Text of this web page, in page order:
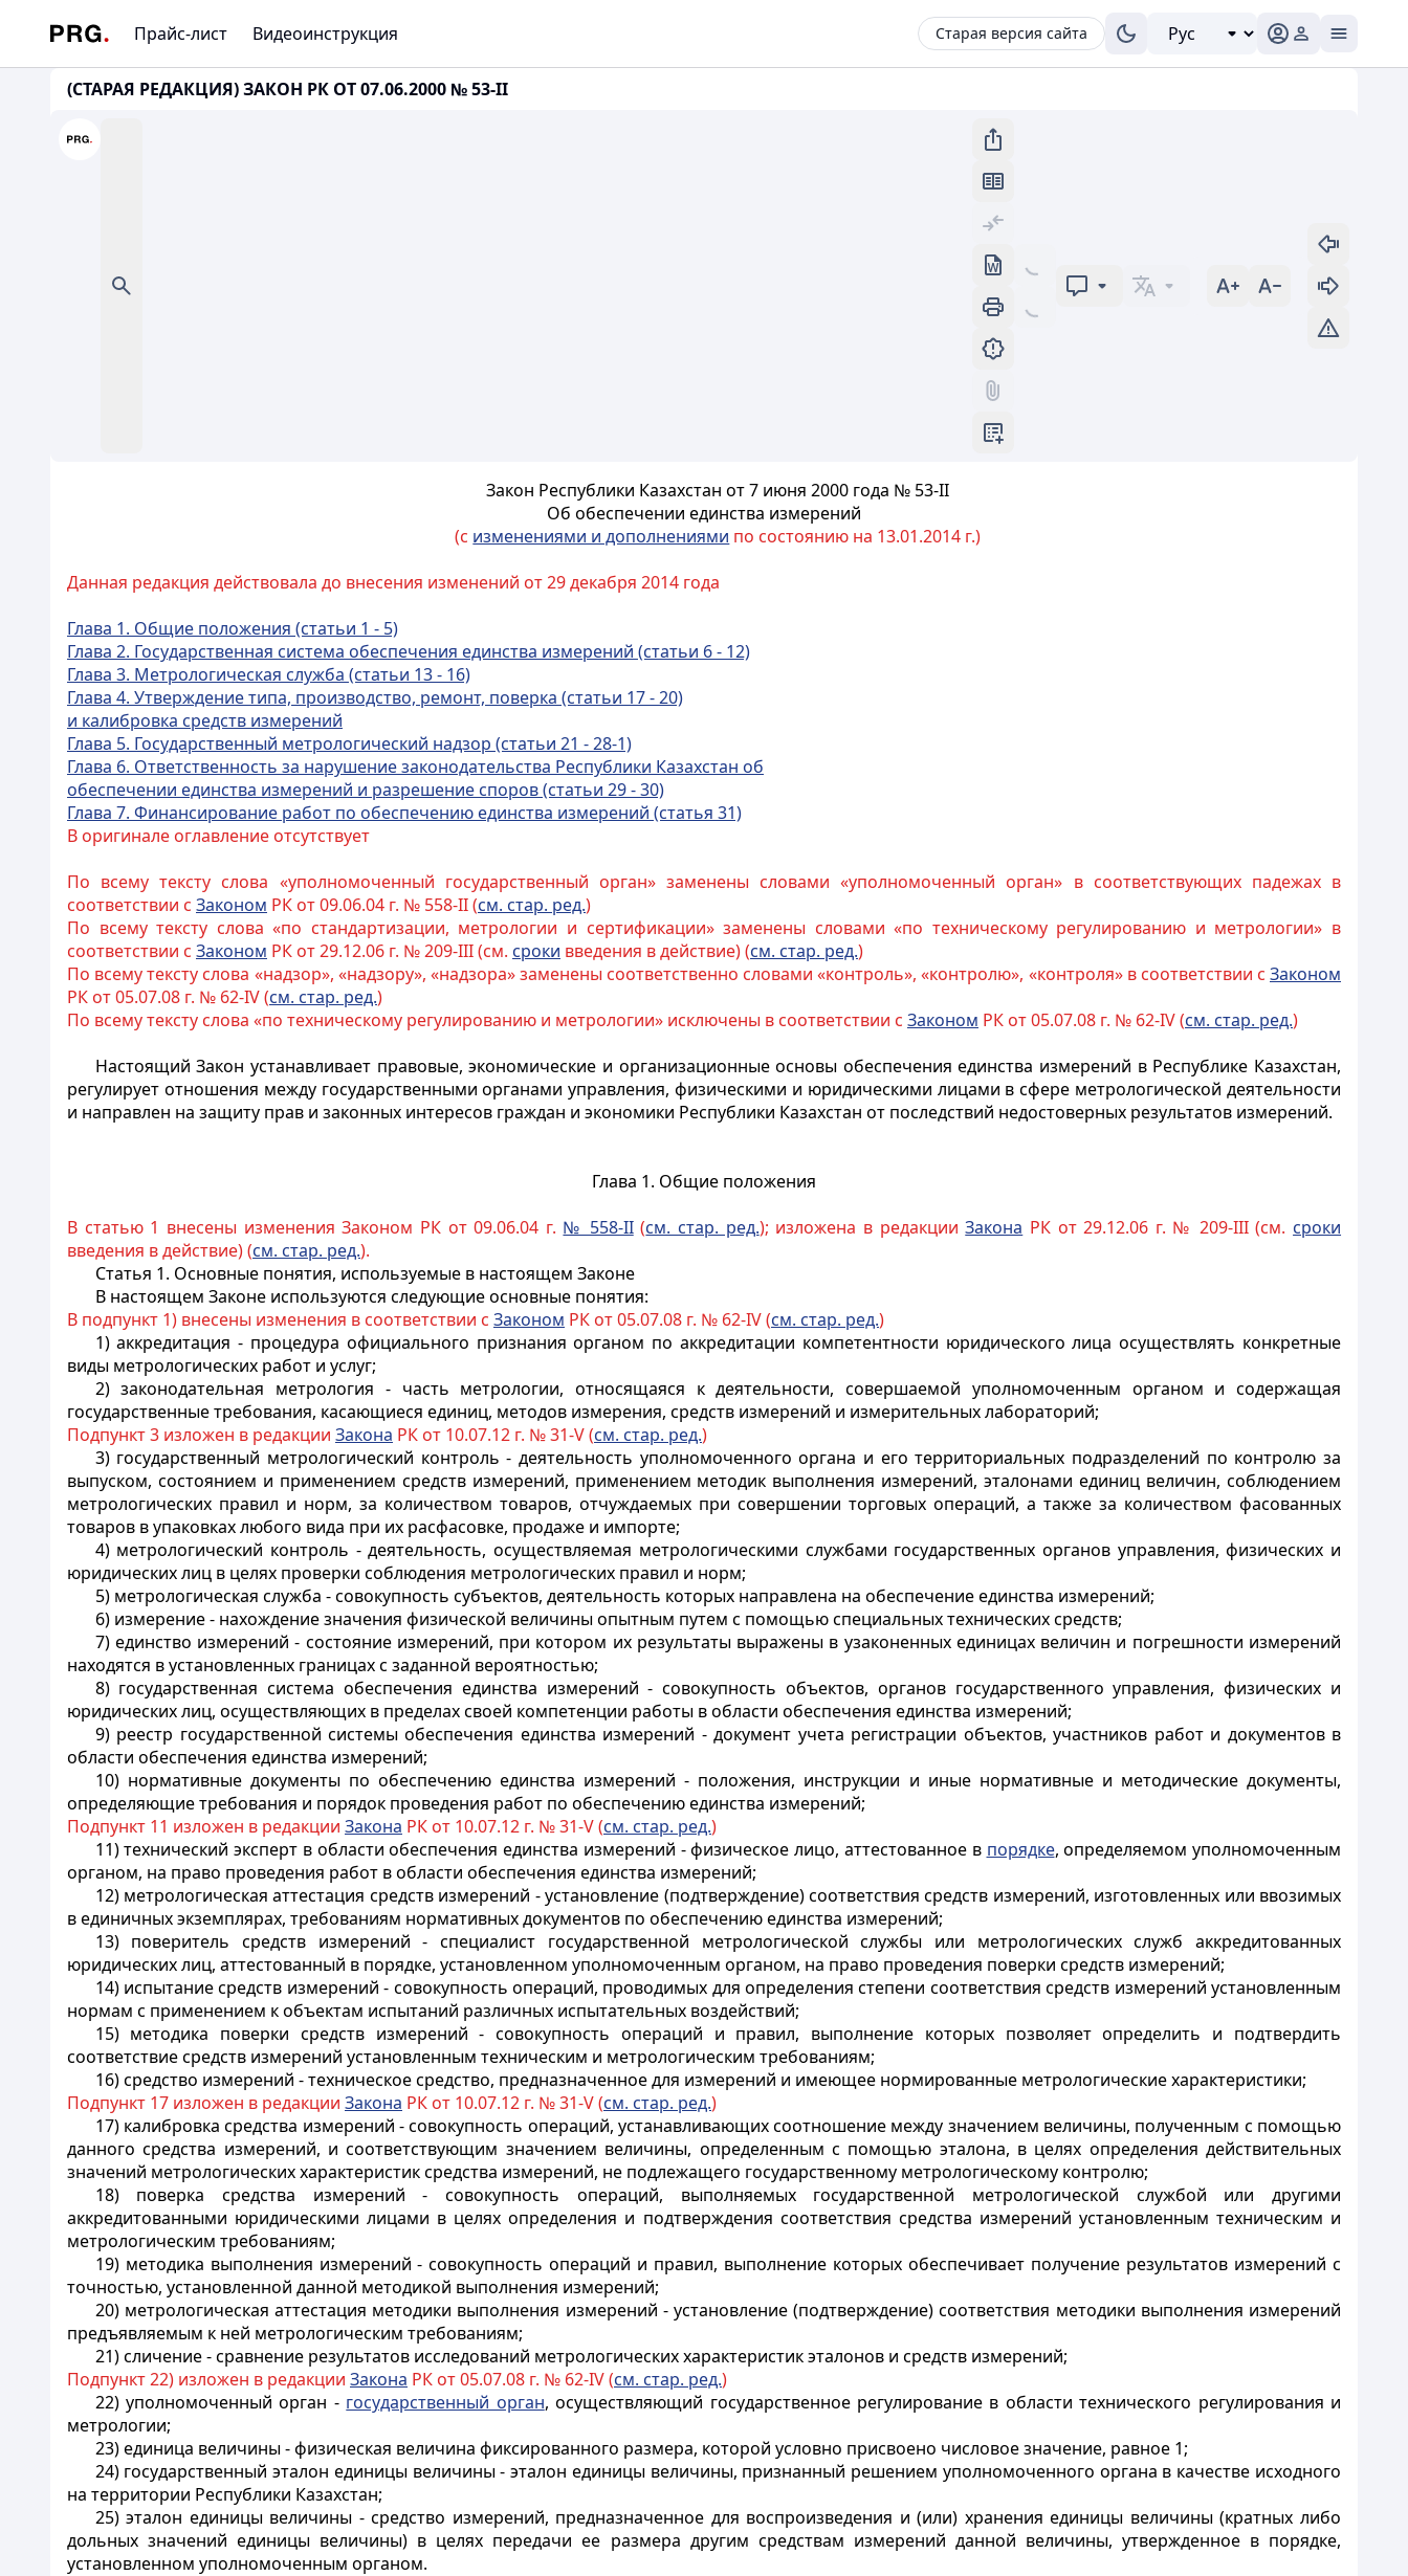
Прайс-лист Видеоинструкция Старая версия сайта
(СТАРАЯ РЕДАКЦИЯ) ЗАКОН РК ОТ 07.06.2000 № 53-II
Закон Республики Казахстан от 7 июня 2000 года № 53-II
Об обеспечении единства измерений
(с изменениями и дополнениями по состоянию на 13.01.2014 г.)
Данная редакция действовала до внесения изменений от 29 декабря 2014 года
Глава 1. Общие положения (статьи 1 - 5)
Глава 2. Государственная система обеспечения единства измерений (статьи 6 - 12)
Глава 3. Метрологическая служба (статьи 13 - 16)
Глава 4. Утверждение типа, производство, ремонт, поверка (статьи 17 - 20)
и калибровка средств измерений
Глава 5. Государственный метрологический надзор (статьи 21 - 28-1)
Глава 6. Ответственность за нарушение законодательства Республики Казахстан об
обеспечении единства измерений и разрешение споров(статьи 29 - 30)
Глава 7. Финансирование работ по обеспечению единства измерений (статья 31)
В оригинале оглавление отсутствует
По всему тексту слова «уполномоченный государственный орган» заменены словами «уполномоченный орган» в соответствующих падежах в
соответствии с Законом РК от 09.06.04 г. № 558-II (см. стар. ред.)
По всему тексту слова «по стандартизации, метрологии и сертификации» заменены словами «по техническому регулированию и метрологии» в
соответствии с Законом РК от 29.12.06 г. № 209-III (см. сроки введения в действие) (см. стар. ред.)
По всему тексту слова «надзор», «надзору», «надзора» заменены соответственно словами «контроль», «контролю», «контроля» в соответствии с Законом
РК от 05.07.08 г. № 62-IV (см. стар. ред.)
По всему тексту слова «по техническому регулированию и метрологии» исключены в соответствии с Законом РК от 05.07.08 г. № 62-IV (см. стар. ред.)
Настоящий Закон устанавливает правовые, экономические и организационные основы обеспечения единства измерений в Республике Казахстан,
регулирует отношения между государственными органами управления, физическими и юридическими лицами в сфере метрологической деятельности
и направлен на защиту прав и законных интересов граждан и экономики Республики Казахстан от последствий недостоверных результатов измерений.
Глава 1. Общие положения
В статью 1 внесены изменения Законом РК от 09.06.04 г. № 558-II(см. стар. ред.); изложена в редакцииЗакона РК от 29.12.06 г. № 209-III (см. сроки
введения в действие) (см. стар. ред.).
Статья 1. Основные понятия, используемые в настоящем Законе
В настоящем Законе используются следующие основные понятия:
В подпункт 1) внесены изменения в соответствии с Законом РК от 05.07.08 г. № 62-IV (см. стар. ред.)
1) аккредитация - процедура официального признания органом по аккредитации компетентности юридического лица осуществлять конкретные
виды метрологических работ и услуг;
2) законодательная метрология - часть метрологии, относящаяся к деятельности, совершаемой уполномоченным органом и содержащая
государственные требования, касающиеся единиц, методов измерения, средств измерений и измерительных лабораторий;
Подпункт 3 изложен в редакции Закона РК от 10.07.12 г. № 31-V (см. стар. ред.)
3) государственный метрологический контроль - деятельность уполномоченного органа и его территориальных подразделений по контролю за
выпуском, состоянием и применением средств измерений, применением методик выполнения измерений, эталонами единиц величин, соблюдением
метрологических правил и норм, за количеством товаров, отчуждаемых при совершении торговых операций, а также за количеством фасованных
товаров в упаковках любого вида при их расфасовке, продаже и импорте;
4) метрологический контроль - деятельность, осуществляемая метрологическими службами государственных органов управления, физических и
юридических лиц в целях проверки соблюдения метрологических правил и норм;
5) метрологическая служба - совокупность субъектов, деятельность которых направлена на обеспечение единства измерений;
6) измерение - нахождение значения физической величины опытным путем с помощью специальных технических средств;
7) единство измерений - состояние измерений, при котором их результаты выражены в узаконенных единицах величин и погрешности измерений
находятся в установленных границах с заданной вероятностью;
8) государственная система обеспечения единства измерений - совокупность объектов, органов государственного управления, физических и
юридических лиц, осуществляющих в пределах своей компетенции работы в области обеспечения единства измерений;
9) реестр государственной системы обеспечения единства измерений - документ учета регистрации объектов, участников работ и документов в
области обеспечения единства измерений;
10) нормативные документы по обеспечению единства измерений - положения, инструкции и иные нормативные и методические документы,
определяющие требования и порядок проведения работ по обеспечению единства измерений;
Подпункт 11 изложен в редакции Закона РК от 10.07.12 г. № 31-V (см. стар. ред.)
11) технический эксперт в области обеспечения единства измерений - физическое лицо, аттестованное в порядке, определяемом уполномоченным
органом, на право проведения работ в области обеспечения единства измерений;
12) метрологическая аттестация средств измерений - установление (подтверждение) соответствия средств измерений, изготовленных или ввозимых
в единичных экземплярах, требованиям нормативных документов по обеспечению единства измерений;
13) поверитель средств измерений - специалист государственной метрологической службы или метрологических служб аккредитованных
юридических лиц, аттестованный в порядке, установленном уполномоченным органом, на право проведения поверки средств измерений;
14) испытание средств измерений - совокупность операций, проводимых для определения степени соответствия средств измерений установленным
нормам с применением к объектам испытаний различных испытательных воздействий;
15) методика поверки средств измерений - совокупность операций и правил, выполнение которых позволяет определить и подтвердить
соответствие средств измерений установленным техническим и метрологическим требованиям;
16) средство измерений - техническое средство, предназначенное для измерений и имеющее нормированные метрологические характеристики;
Подпункт 17 изложен в редакции Закона РК от 10.07.12 г. № 31-V (см. стар. ред.)
17) калибровка средства измерений - совокупность операций, устанавливающих соотношение между значением величины, полученным с помощью
данного средства измерений, и соответствующим значением величины, определенным с помощью эталона, в целях определения действительных
значений метрологических характеристик средства измерений, не подлежащего государственному метрологическому контролю;
18) поверка средства измерений - совокупность операций, выполняемых государственной метрологической службой или другими
аккредитованными юридическими лицами в целях определения и подтверждения соответствия средства измерений установленным техническим и
метрологическим требованиям;
19) методика выполнения измерений - совокупность операций и правил, выполнение которых обеспечивает получение результатов измерений с
точностью, установленной данной методикой выполнения измерений;
20) метрологическая аттестация методики выполнения измерений - установление (подтверждение) соответствия методики выполнения измерений
предъявляемым к ней метрологическим требованиям;
21) сличение - сравнение результатов исследований метрологических характеристик эталонов и средств измерений;
Подпункт 22) изложен в редакции Закона РК от 05.07.08 г. № 62-IV (см. стар. ред.)
22) уполномоченный орган - государственный орган, осуществляющий государственное регулирование в области технического регулирования и
метрологии;
23) единица величины - физическая величина фиксированного размера, которой условно присвоено числовое значение, равное 1;
24) государственный эталон единицы величины - эталон единицы величины, признанный решением уполномоченного органа в качестве исходного
на территории Республики Казахстан;
25) эталон единицы величины - средство измерений, предназначенное для воспроизведения и (или) хранения единицы величины (кратных либо
дольных значений единицы величины) в целях передачи ее размера другим средствам измерений данной величины, утвержденное в порядке,
установленном уполномоченным органом.